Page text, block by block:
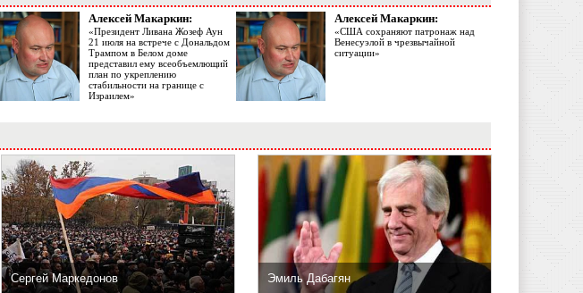
Алексей Макаркин:
«Президент Ливана Жозеф Аун
21 июля на встрече с Дональдом
Трампом в Белом доме
представил ему всеобъемлющий
план по укреплению
стабильности на границе с
Израилем»
Алексей Макаркин:
«США сохраняют патронаж над
Венесуэлой в чрезвычайной
ситуации»
Сергей Маркедонов
Эмиль Дабагян